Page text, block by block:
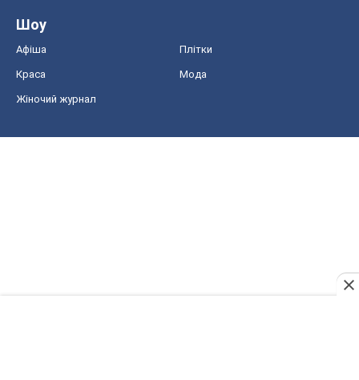
Шоу
Афіша Плітки
Краса Мода
Жіночий журнал